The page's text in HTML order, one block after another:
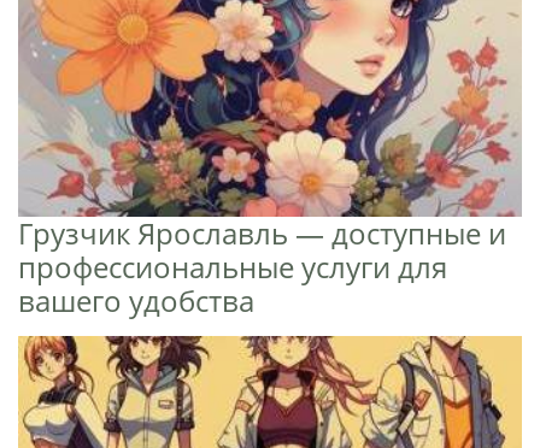
Грузчик Ярославль — доступные и
профессиональные услуги для
вашего удобства